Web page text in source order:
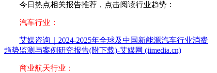
今日热点相关报告推荐，点击阅读行业趋势：
汽车行业：
艾媒咨询｜2024-2025年全球及中国新能源汽车行业消费
趋势监测与案例研究报告(附下载)-艾媒网 (iimedia.cn)
商业航天行业：